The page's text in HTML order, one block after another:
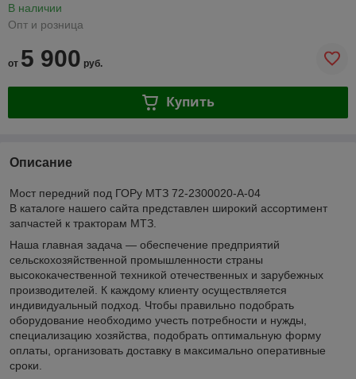
В наличии
Опт и розница
от 5 900 руб.
Купить
Описание
Мост передний под ГОРу МТЗ 72-2300020-А-04
В каталоге нашего сайта представлен широкий ассортимент
запчастей к тракторам МТЗ.
Наша главная задача — обеспечение предприятий
сельскохозяйственной промышленности страны
высококачественной техникой отечественных и зарубежных
производителей. К каждому клиенту осуществляется
индивидуальный подход. Чтобы правильно подобрать
оборудование необходимо учесть потребности и нужды,
специализацию хозяйства, подобрать оптимальную форму
оплаты, организовать доставку в максимально оперативные
сроки.